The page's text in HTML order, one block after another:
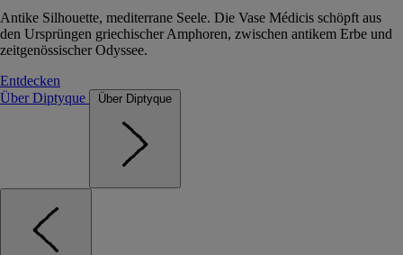
Antike Silhouette, mediterrane Seele. Die Vase Médicis schöpft aus
den Ursprüngen griechischer Amphoren, zwischen antikem Erbe und
zeitgenössischer Odyssee.
Entdecken
Über Diptyque
Über Diptyque